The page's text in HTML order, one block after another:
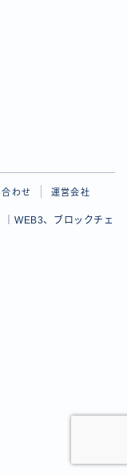
合わせ 運営会社
WEB3、ブロックチェ